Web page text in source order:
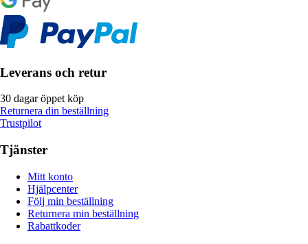
Leverans och retur
30 dagar öppet köp
Returnera din beställning
Trustpilot
Tjänster
Mitt konto
Hjälpcenter
Följ min beställning
Returnera min beställning
Rabattkoder